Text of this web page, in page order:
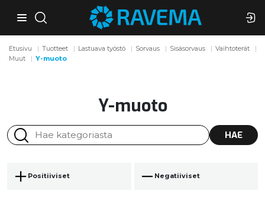
Etusivu Tuotteet Lastuava työstö Sorvaus Sisäsorvaus
Vaihtoterät
Muut
Y-muoto
Y-muoto
HAE
Positiiviset Negatiiviset